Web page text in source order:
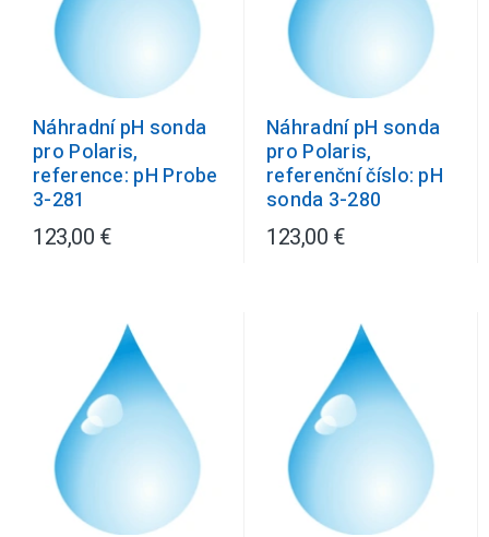
Náhradní pH sonda
pro Polaris,
reference: pH Probe
3-281
123,00 €
Náhradní pH sonda
pro Polaris,
referenční číslo: pH
sonda 3-280
123,00 €